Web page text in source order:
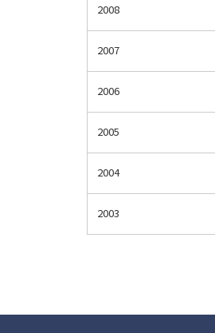
2008
2007
2006
2005
2004
2003